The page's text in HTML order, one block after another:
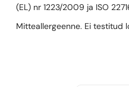
(EL) nr 1223/2009 ja ISO
Mitteallergeenne. Ei testitud